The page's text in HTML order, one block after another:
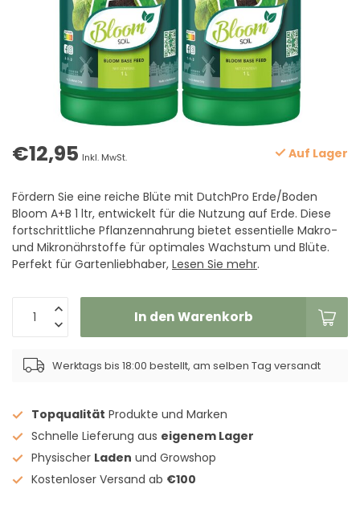
€12,95 Inkl. MwSt. Auf Lager
Fördern Sie eine reiche Blüte mit DutchPro Erde/Boden
Bloom A+B 1 ltr, entwickelt für die Nutzung auf Erde. Diese
fortschrittliche Pflanzennahrung bietet essentielle Makro-
und Mikronährstoffe für optimales Wachstum und Blüte.
Perfekt für Gartenliebhaber, Lesen Sie mehr.
In den Warenkorb
Werktags bis 18:00 bestellt, am selben Tag versandt
Topqualität Produkte und Marken
Schnelle Lieferung aus eigenem Lager
Physischer Laden und Growshop
Kostenloser Versand ab €100